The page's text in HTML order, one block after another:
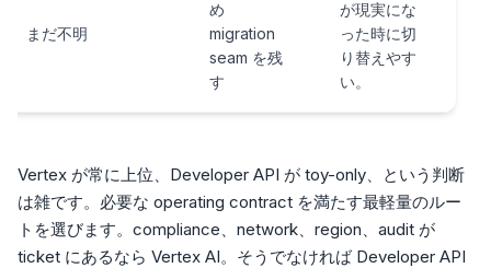
まだ不明
め
migration
seam を残
す
が現実にな
った時に切
り替えやす
い。
Vertex が常に上位、Developer API が toy-only、という判断
は雑です。必要な operating contract を満たす最軽量のルー
トを選びます。compliance、network、region、audit が
ticket にあるなら Vertex AI。そうでなければ Developer API